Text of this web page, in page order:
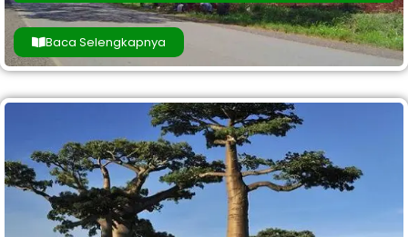
Baca Selengkapnya